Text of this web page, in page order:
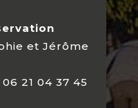
et Jérôme
21 04 37 45